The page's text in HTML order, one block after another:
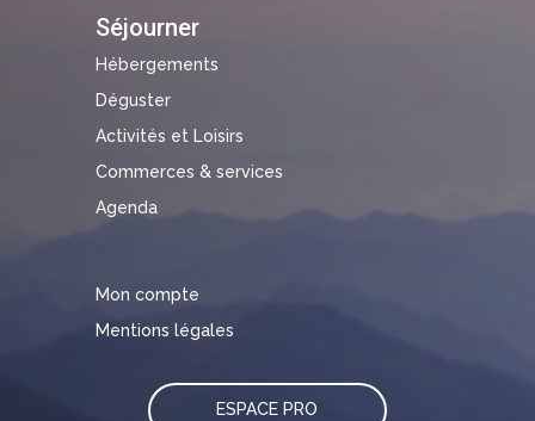
Séjourner
Hébergements
Déguster
Activités et Loisirs
Commerces & services
Agenda
Mon compte
Mentions légales
ESPACE PRO